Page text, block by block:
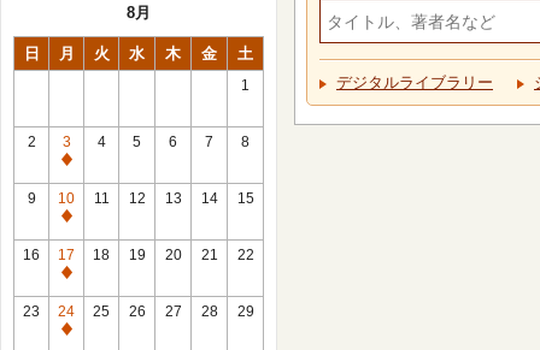
8月
日 月 火 水 木 金 土
1
2
3
休
館
日
4 5 6 7 8
9
10
休
館
日
11 12 13 14 15
16
17
休
館
日
18 19 20 21 22
23
24
休
25 26 27 28 29
デジタルライブラリー